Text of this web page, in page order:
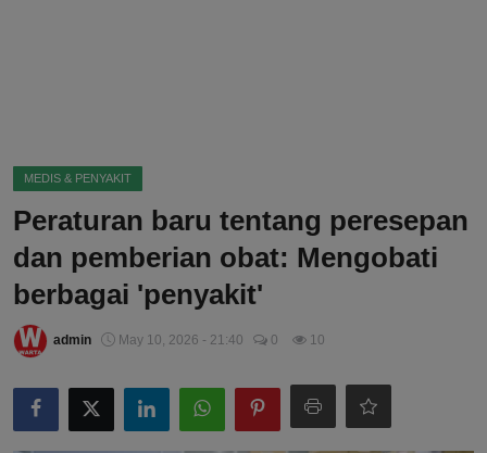
MEDIS & PENYAKIT
Peraturan baru tentang peresepan
dan pemberian obat: Mengobati
berbagai 'penyakit'
admin May 10, 2026 - 21:40 0 10